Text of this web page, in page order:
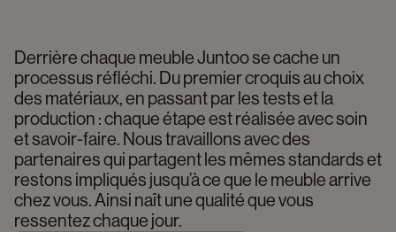
Derrière chaque meuble Juntoo se cache un
processus réfléchi. Du premier croquis au choix
des matériaux, en passant par les tests et la
production : chaque étape est réalisée avec soin
et savoir-faire. Nous travaillons avec des
partenaires qui partagent les mêmes standards et
restons impliqués jusqu’à ce que le meuble arrive
chez vous. Ainsi naît une qualité que vous
ressentez chaque jour.